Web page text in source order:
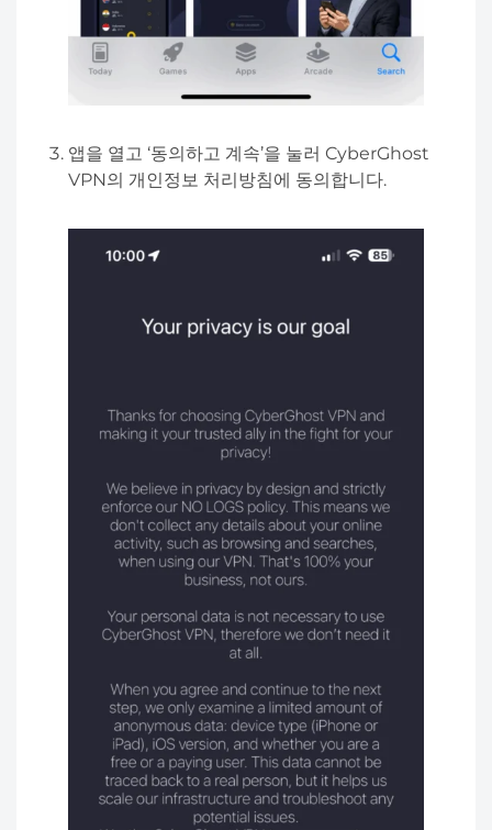
앱을 열고 ‘동의하고 계속’을 눌러 CyberGhost
VPN의 개인정보 처리방침에 동의합니다.